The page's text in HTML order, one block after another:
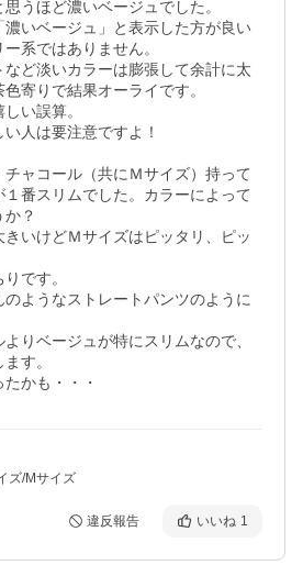
うほど濃いベージュでした。
濃いベージュ」と表示した方が良い
系ではありません。
など淡いカラーは膨張して余計に太
寄りで結果オーライです。
い誤算。
人は要注意ですよ！
ャコール（共にＭサイズ）持って
番スリムでした。カラーによって
？
きいけどＭサイズはピッタリ、ピッ
です。
ようなストレートパンツのように
りベージュが特にスリムなので、
す。
かも・・・
ズ/Mサイズ
違反報告 いいね 1